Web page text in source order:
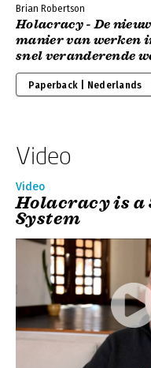
Brian Robertson
Holacracy - De
manier van werken
snel veranderende
Paperback | Nederlands
Video
Video
Holacracy is
System